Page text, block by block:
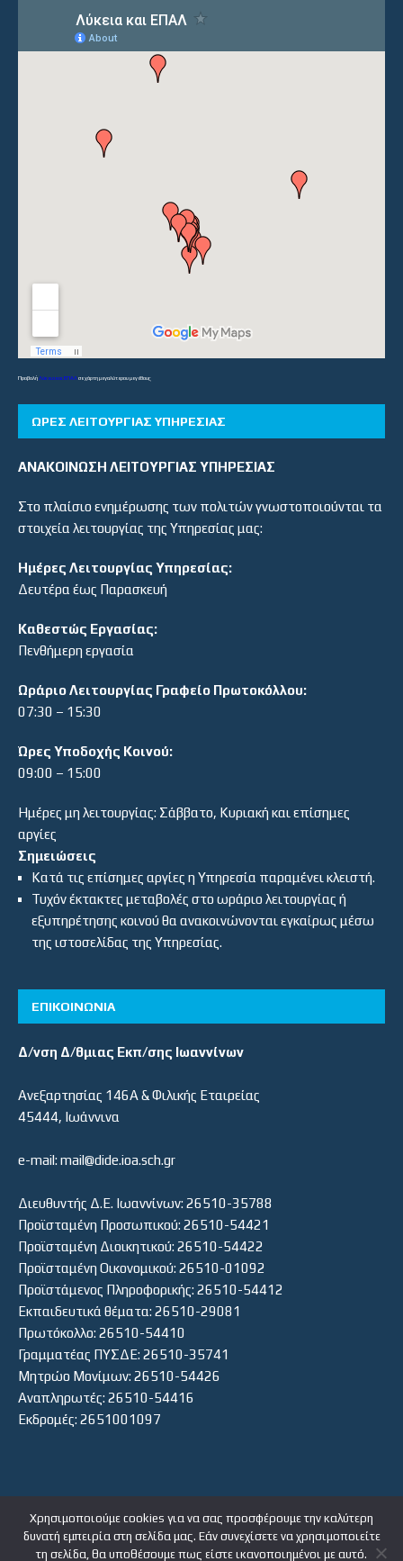
ΠροβολήΛύκεια και ΕΠΑΛσε χάρτη μεγαλύτερου μεγέθους
ΏΡΕΣ ΛΕΙΤΟΥΡΓΊΑΣ ΥΠΗΡΕΣΊΑΣ
ΑΝΑΚΟΙΝΩΣΗ ΛΕΙΤΟΥΡΓΙΑΣ ΥΠΗΡΕΣΙΑΣ
Στο πλαίσιο ενημέρωσης των πολιτών γνωστοποιούνται τα
στοιχεία λειτουργίας της Υπηρεσίας μας:
Ημέρες Λειτουργίας Υπηρεσίας:
Δευτέρα έως Παρασκευή
Καθεστώς Εργασίας:
Πενθήμερη εργασία
Ωράριο Λειτουργίας Γραφείο Πρωτοκόλλου:
07:30 – 15:30
Ώρες Υποδοχής Κοινού:
09:00 – 15:00
Ημέρες μη λειτουργίας: Σάββατο, Κυριακή και επίσημες
αργίες
Σημειώσεις
Κατά τις επίσημες αργίες η Υπηρεσία παραμένει κλειστή.
Τυχόν έκτακτες μεταβολές στο ωράριο λειτουργίας ή
εξυπηρέτησης κοινού θα ανακοινώνονται εγκαίρως μέσω
της ιστοσελίδας της Υπηρεσίας.
ΕΠΙΚΟΙΝΩΝΙΑ
Δ/νση Δ/θμιας Εκπ/σης Ιωαννίνων
Ανεξαρτησίας 146Α & Φιλικής Εταιρείας
45444, Ιωάννινα
e-mail: mail@dide.ioa.sch.gr
Διευθυντής Δ.Ε. Ιωαννίνων: 26510-35788
Προϊσταμένη Προσωπικού: 26510-54421
Προϊσταμένη Διοικητικού: 26510-54422
Προϊσταμένη Οικονομικού: 26510-01092
Προϊστάμενος Πληροφορικής: 26510-54412
Εκπαιδευτικά θέματα: 26510-29081
Πρωτόκολλο: 26510-54410
Γραμματέας ΠΥΣΔΕ: 26510-35741
Μητρώο Μονίμων: 26510-54426
Αναπληρωτές: 26510-54416
Εκδρομές: 2651001097
ΕΙΣΟΔΟΣ ΧΡΗΣΤΗ
Χρησιμοποιούμε cookies για να σας προσφέρουμε την καλύτερη
δυνατή εμπειρία στη σελίδα μας. Εάν συνεχίσετε να χρησιμοποιείτε
τη σελίδα, θα υποθέσουμε πως είστε ικανοποιημένοι με αυτό.